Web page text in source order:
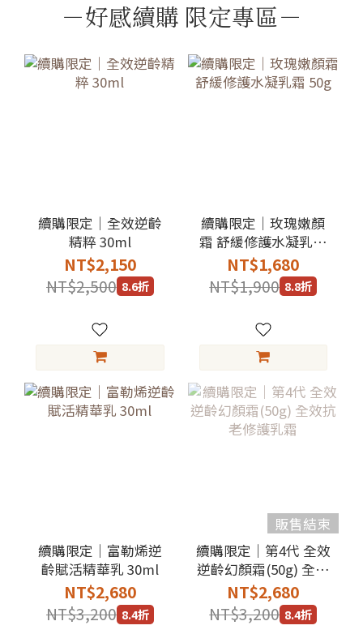
－好感續購 限定專區－
續購限定｜全效逆齡
精粹 30ml
NT$2,150
NT$2,500 8.6折
續購限定｜玫瑰嫩顏
霜 舒緩修護水凝乳霜
50g
NT$1,680
NT$1,900 8.8折
續購限定｜富勒烯逆
齡賦活精華乳 30ml
NT$2,680
NT$3,200 8.4折
販售結束
續購限定｜第4代 全效
逆齡幻顏霜(50g) 全效
抗老修護乳霜
NT$2,680
NT$3,200 8.4折